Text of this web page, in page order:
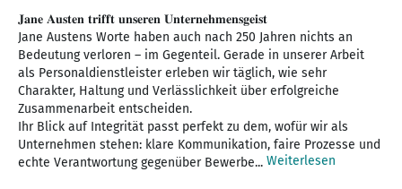
𝐉𝐚𝐧𝐞 𝐀𝐮𝐬𝐭𝐞𝐧 𝐭𝐫𝐢𝐟𝐟𝐭 𝐮𝐧𝐬𝐞𝐫𝐞𝐧 𝐔𝐧𝐭𝐞𝐫𝐧𝐞𝐡𝐦𝐞𝐧𝐬𝐠𝐞𝐢𝐬𝐭
Jane Austens Worte haben auch nach 250 Jahren nichts an
Bedeutung verloren – im Gegenteil. Gerade in unserer Arbeit
als Personaldienstleister erleben wir täglich, wie sehr
Charakter, Haltung und Verlässlichkeit über erfolgreiche
Zusammenarbeit entscheiden.
Ihr Blick auf Integrität passt perfekt zu dem, wofür wir als
Unternehmen stehen: klare Kommunikation, faire Prozesse und
echte Verantwortung gegenüber Bewerbe... Weiterlesen